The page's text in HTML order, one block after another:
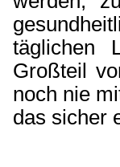
täglichen
Großteil
noch nie
das sicher